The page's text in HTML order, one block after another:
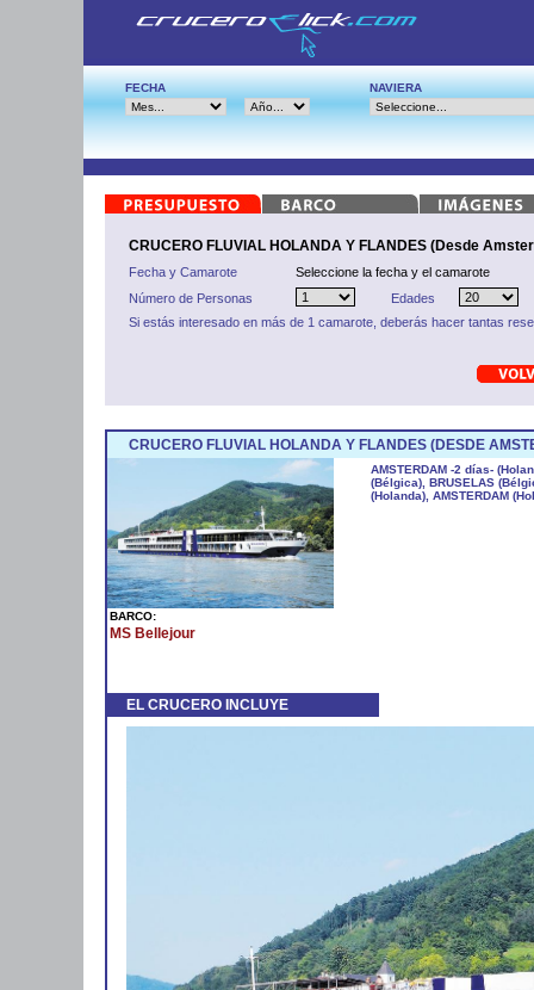
FECHA NAVIERA
CRUCERO FLUVIAL HOLANDA Y FLANDES (Desde
Fecha y Camarote
Seleccione la fecha y el camarote
Número de Personas
Edades
Si estás interesado en más de 1 camarote, deberás hacer tantas
CRUCERO FLUVIAL HOLANDA Y FLANDES (DESDE
BARCO:
MS Bellejour
AMSTERDAM -2 días-
(Bélgica), BRUSELAS
(Holanda), AMSTERDAM
EL CRUCERO INCLUYE